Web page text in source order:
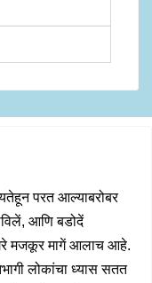
परत आल्याबरोबर
आणि बडोदें
मजकूर मागें आलाच आहे.
लोकांचा ध्यास सतत